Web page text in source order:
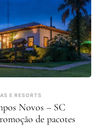
E RESORTS
Novos – SC
de pacotes